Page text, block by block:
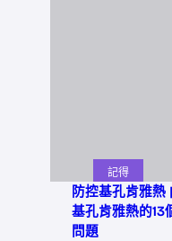
記得
防控基孔肯雅熱
基孔肯雅熱的13
問題